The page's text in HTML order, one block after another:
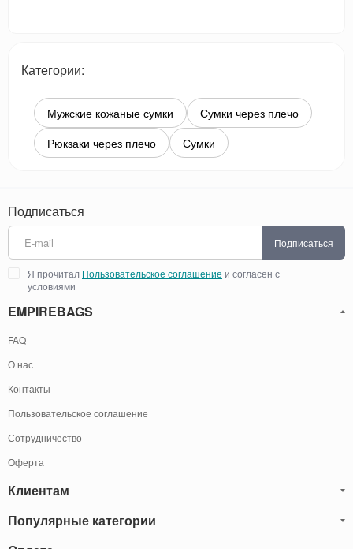
Категории:
Мужские кожаные сумки
Сумки через плечо
Рюкзаки через плечо
Сумки
Подписаться
Подписаться
Я прочитал Пользовательское соглашение и согласен с
условиями
EMPIREBAGS
FAQ
О нас
Контакты
Пользовательское соглашение
Сотрудничество
Оферта
Клиентам
Блог
Обмен и Возврат
Популярные категории